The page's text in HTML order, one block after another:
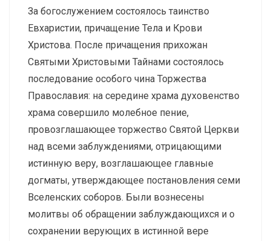
За богослужением состоялось таинство
Евхаристии, причащение Тела и Крови
Христова. После причащения прихожан
Святыми Христовыми Тайнами состоялось
последование особого чина Торжества
Православия: на середине храма духовенство
храма совершило молебное пение,
провозглашающее торжество Святой Церкви
над всеми заблуждениями, отрицающими
истинную веру, возглашающее главные
догматы, утверждающее постановления семи
Вселенских соборов. Были вознесены
молитвы об обращении заблуждающихся и о
сохранении верующих в истинной вере